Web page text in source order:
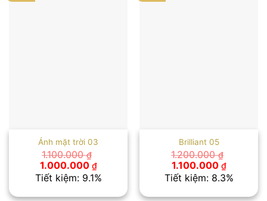
Ánh mặt trời 03
1.100.000₫
Giá
gốc
là:
1.000.000 ₫Giá
hiện
tại
Tiết kiệm: 9.1%
Brilliant 05
1.200.000₫
Giá
gốc
là:
1.100.000 ₫Giá
hiện
tại
Tiết kiệm: 8.3%